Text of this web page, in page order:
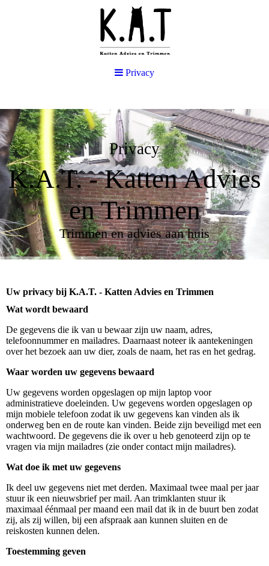
Privacy
K.A.T. - Katten Advies
en Trimmen
Trimmen en advies aan huis
Uw privacy bij K.A.T. - Katten Advies en Trimmen
Wat wordt bewaard
De gegevens die ik van u bewaar zijn uw naam, adres,
telefoonnummer en mailadres. Daarnaast noteer ik aantekeningen
over het bezoek aan uw dier, zoals de naam, het ras en het gedrag.
Waar worden uw gegevens bewaard
Uw gegevens worden opgeslagen op mijn laptop voor
administratieve doeleinden. Uw gegevens worden opgeslagen op
mijn mobiele telefoon zodat ik uw gegevens kan vinden als ik
onderweg ben en de route kan vinden. Beide zijn beveiligd met een
wachtwoord. De gegevens die ik over u heb genoteerd zijn op te
vragen via mijn mailadres (zie onder contact mijn mailadres).
Wat doe ik met uw gegevens
Ik deel uw gegevens niet met derden. Maximaal twee maal per jaar
stuur ik een nieuwsbrief per mail. Aan trimklanten stuur ik
maximaal éénmaal per maand een mail dat ik in de buurt ben zodat
zij, als zij willen, bij een afspraak aan kunnen sluiten en de
reiskosten kunnen delen.
Toestemming geven
Privacy